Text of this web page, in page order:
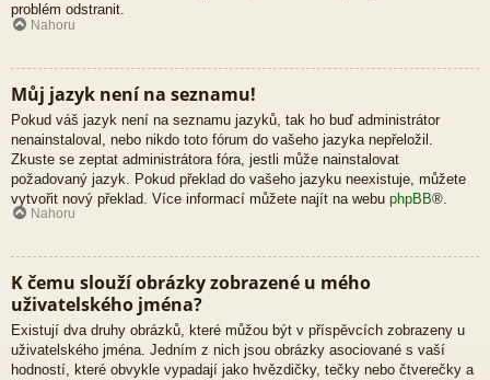
problém odstranit.
Nahoru
Můj jazyk není na seznamu!
Pokud váš jazyk není na seznamu jazyků, tak ho buď administrátor
nenainstaloval, nebo nikdo toto fórum do vašeho jazyka nepřeložil.
Zkuste se zeptat administrátora fóra, jestli může nainstalovat
požadovaný jazyk. Pokud překlad do vašeho jazyku neexistuje, můžete
vytvořit nový překlad. Více informací můžete najít na webu phpBB®.
Nahoru
K čemu slouží obrázky zobrazené u mého
uživatelského jména?
Existují dva druhy obrázků, které můžou být v příspěvcích zobrazeny u
uživatelského jména. Jedním z nich jsou obrázky asociované s vaší
hodností, které obvykle vypadají jako hvězdičky, tečky nebo čtverečky a